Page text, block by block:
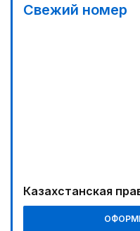
Свежий номер
Казахстанская